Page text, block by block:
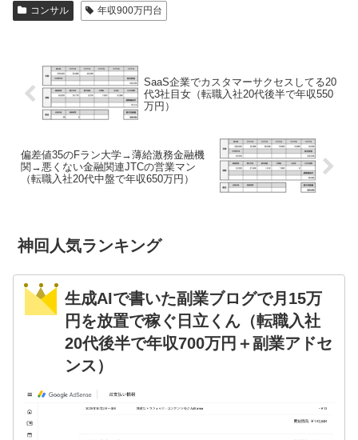
コンサル 年収900万円台
SaaS企業でカスタマーサクセスしてる20
代3社目女（転職入社20代後半で年収550
万円）
偏差値35のFラン大学→薄給激務金融機
関→悪くない金融関連JTCの営業マン
（転職入社20代中盤で年収650万円）
神回人気ランキング
生成AIで書いた副業ブログで月15万
円を放置で稼ぐ日立くん（転職入社
20代後半で年収700万円＋副業アドセ
ンス）